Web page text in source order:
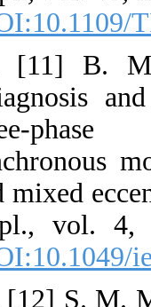
[11] B.
mixed
vol. 4,
[12] S. M.